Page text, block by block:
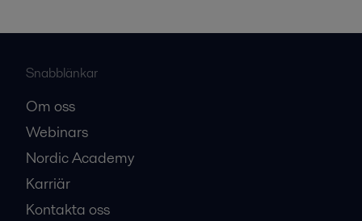
Snabblänkar
Om oss
Webinars
Nordic Academy
Karriär
Kontakta oss